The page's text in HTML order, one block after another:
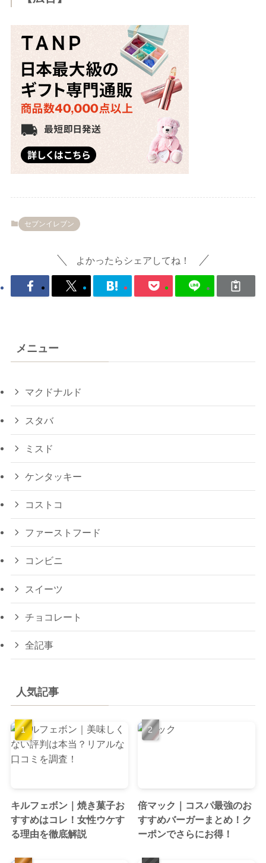
セブンイレブン
よかったらシェアしてね！
メニュー
マクドナルド
スタバ
ミスド
ケンタッキー
コストコ
ファーストフード
コンビニ
スイーツ
チョコレート
全記事
人気記事
キルフェボン｜焼き菓子お
すすめはコレ！女性ウケす
る理由を徹底解説
倍マック｜コスパ最強のお
すすめバーガーまとめ！ク
ーポンでさらにお得！